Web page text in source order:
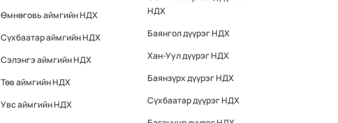
Өмнөговь аймгийн НДХ
Сүхбаатар аймгийн НДХ
Сэлэнгэ аймгийн НДХ
Төв аймгийн НДХ
Увс аймгийн НДХ
НДХ
Баянгол дүүрэг НДХ
Хан-Уул дүүрэг НДХ
Баянзүрх дүүрэг НДХ
Сүхбаатар дүүрэг НДХ